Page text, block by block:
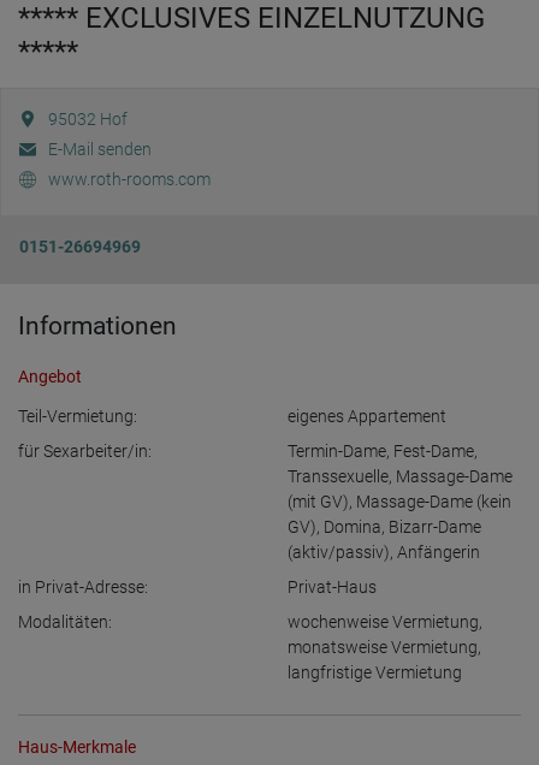
***** EXCLUSIVES EINZELNUTZUNG
*****
95032 Hof
E-Mail senden
www.roth-rooms.com
0151-26694969
Informationen
Angebot
Teil-Vermietung:
eigenes Appartement
für Sexarbeiter/in:
Termin-Dame, Fest-Dame,
Transsexuelle, Massage-Dame
(mit GV), Massage-Dame (kein
GV), Domina, Bizarr-Dame
(aktiv/passiv), Anfängerin
in Privat-Adresse:
Privat-Haus
Modalitäten:
wochenweise Vermietung,
monatsweise Vermietung,
langfristige Vermietung
Haus-Merkmale